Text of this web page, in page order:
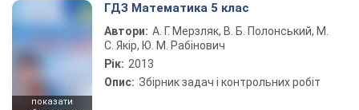
показати
ГДЗ Математика 5 клас
Автори: А. Г. Мерзляк, В. Б. Полонський, М.
С. Якір, Ю. М. Рабінович
Рік: 2013
Опис: Збірник задач і контрольних робіт